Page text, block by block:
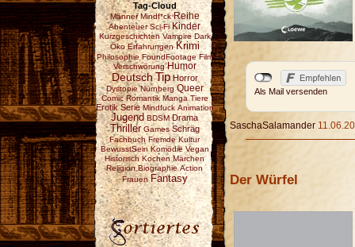
Tag-Cloud
Männer Mindf*ck Reihe
Abenteuer Sci-Fi Kinder
Kurzgeschichten Vampire Dark
Öko Erfahrungen Krimi
Philosophie FoundFootage Film
Verschwörung Humor
DeutschTip Horror
Dystopie Nürnberg Queer
Comic Romantik Manga Tiere
Erotik Serie Mindfuck Animation
Jugend BDSM Drama
Thriller Games Schräg
Fachbuch Fremde Kultur
BewusstSein Komödie Vegan
Historisch Kochen Märchen
Religion Biographie Action
Frauen Fantasy
Als Mail versenden
SaschaSalamander
Der Würfel